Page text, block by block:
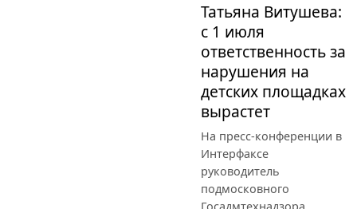
Татьяна Витушева:
с 1 июля
ответственность за
нарушения на
детских площадках
вырастет
На пресс-конференции в
Интерфаксе
руководитель
подмосковного